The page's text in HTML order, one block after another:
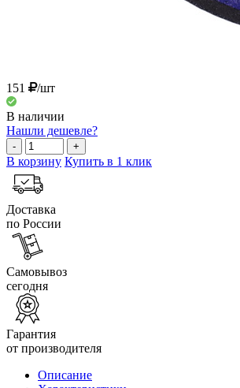
151 /шт
В наличии
Нашли дешевле?
- +
В корзину Купить в 1 клик
Доставка
по России
Самовывоз
сегодня
Гарантия
от производителя
Описание